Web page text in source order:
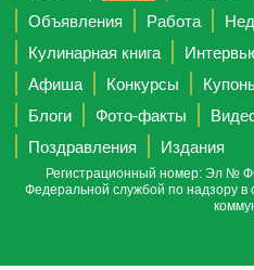
Объявления
Работа
Кулинарная книга
Афиша
Конкурсы
Блоги
Фото-факты
Поздравления
Издания
Регистрационный номер: Эл №
Федеральной службой по надзору